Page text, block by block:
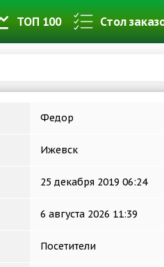
ТОП 100 Стол
Федор
Ижевск
25 декабря 2019 06:24
6 августа 2026 11:39
Посетители